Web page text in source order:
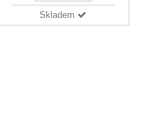
Skladem